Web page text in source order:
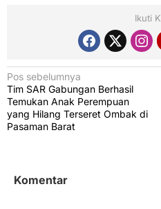
Ikuti
N
a
v
a
Pos sebelumnya
Tim SAR Gabungan Berhasil
Temukan Anak Perempuan
yang Hilang Terseret Ombak di
Pasaman Barat
Komentar